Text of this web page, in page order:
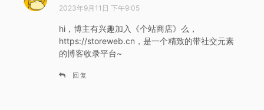
道
2023年9月11日 下午9:05
hi，博主有兴趣加入《个站商店》么，
https://storeweb.cn，是一个精致的带社交元素
的博客收录平台~
回复